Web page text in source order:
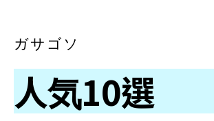
ガサゴソ
人気10選